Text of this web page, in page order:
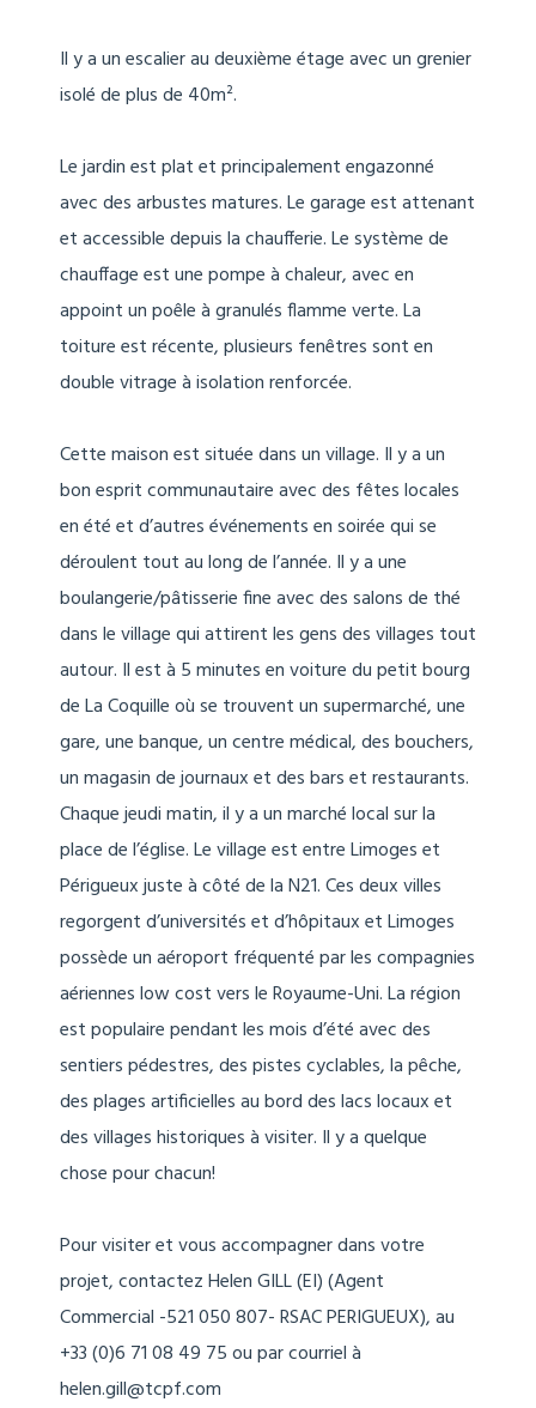
Il y a un escalier au deuxième étage avec un grenier
isolé de plus de 40m².
Le jardin est plat et principalement engazonné
avec des arbustes matures. Le garage est attenant
et accessible depuis la chaufferie. Le système de
chauffage est une pompe à chaleur, avec en
appoint un poêle à granulés flamme verte. La
toiture est récente, plusieurs fenêtres sont en
double vitrage à isolation renforcée.
Cette maison est située dans un village. Il y a un
bon esprit communautaire avec des fêtes locales
en été et d’autres événements en soirée qui se
déroulent tout au long de l’année. Il y a une
boulangerie/pâtisserie fine avec des salons de thé
dans le village qui attirent les gens des villages tout
autour. Il est à 5 minutes en voiture du petit bourg
de La Coquille où se trouvent un supermarché, une
gare, une banque, un centre médical, des bouchers,
un magasin de journaux et des bars et restaurants.
Chaque jeudi matin, il y a un marché local sur la
place de l’église. Le village est entre Limoges et
Périgueux juste à côté de la N21. Ces deux villes
regorgent d’universités et d’hôpitaux et Limoges
possède un aéroport fréquenté par les compagnies
aériennes low cost vers le Royaume-Uni. La région
est populaire pendant les mois d’été avec des
sentiers pédestres, des pistes cyclables, la pêche,
des plages artificielles au bord des lacs locaux et
des villages historiques à visiter. Il y a quelque
chose pour chacun!
Pour visiter et vous accompagner dans votre
projet, contactez Helen GILL (EI) (Agent
Commercial -521 050 807- RSAC PERIGUEUX), au
+33 (0)6 71 08 49 75 ou par courriel à
helen.gill@tcpf.com